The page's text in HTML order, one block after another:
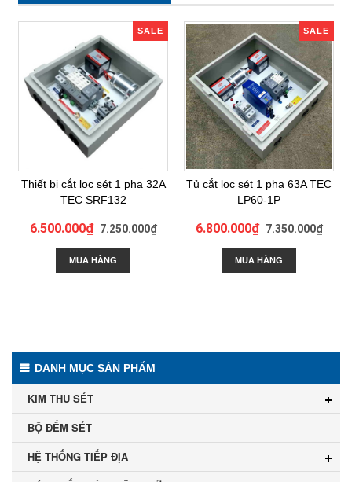
SALE
Thiết bị cắt lọc sét 1 pha 32A
TEC SRF132
6.500.000₫7.250.000₫
MUA HÀNG
SALE
Tủ cắt lọc sét 1 pha 63A TEC
LP60-1P
6.800.000₫7.350.000₫
MUA HÀNG
DANH MỤC SẢN PHẨM
KIM THU SÉT
BỘ ĐẾM SÉT
HỆ THỐNG TIẾP ĐỊA